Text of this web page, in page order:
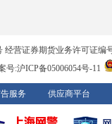
营证券期货业务许可证编
号:沪ICP备05006054号-11
服务 供应商平台